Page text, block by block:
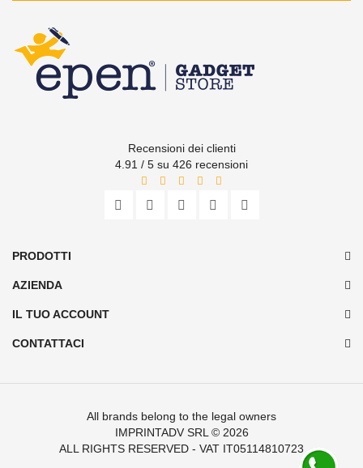
Recensioni dei clienti
4.91 / 5 su 426 recensioni
PRODOTTI
AZIENDA
IL TUO ACCOUNT
CONTATTACI
All brands belong to the legal owners
IMPRINTADV SRL © 2026
ALL RIGHTS RESERVED - VAT IT05114810723